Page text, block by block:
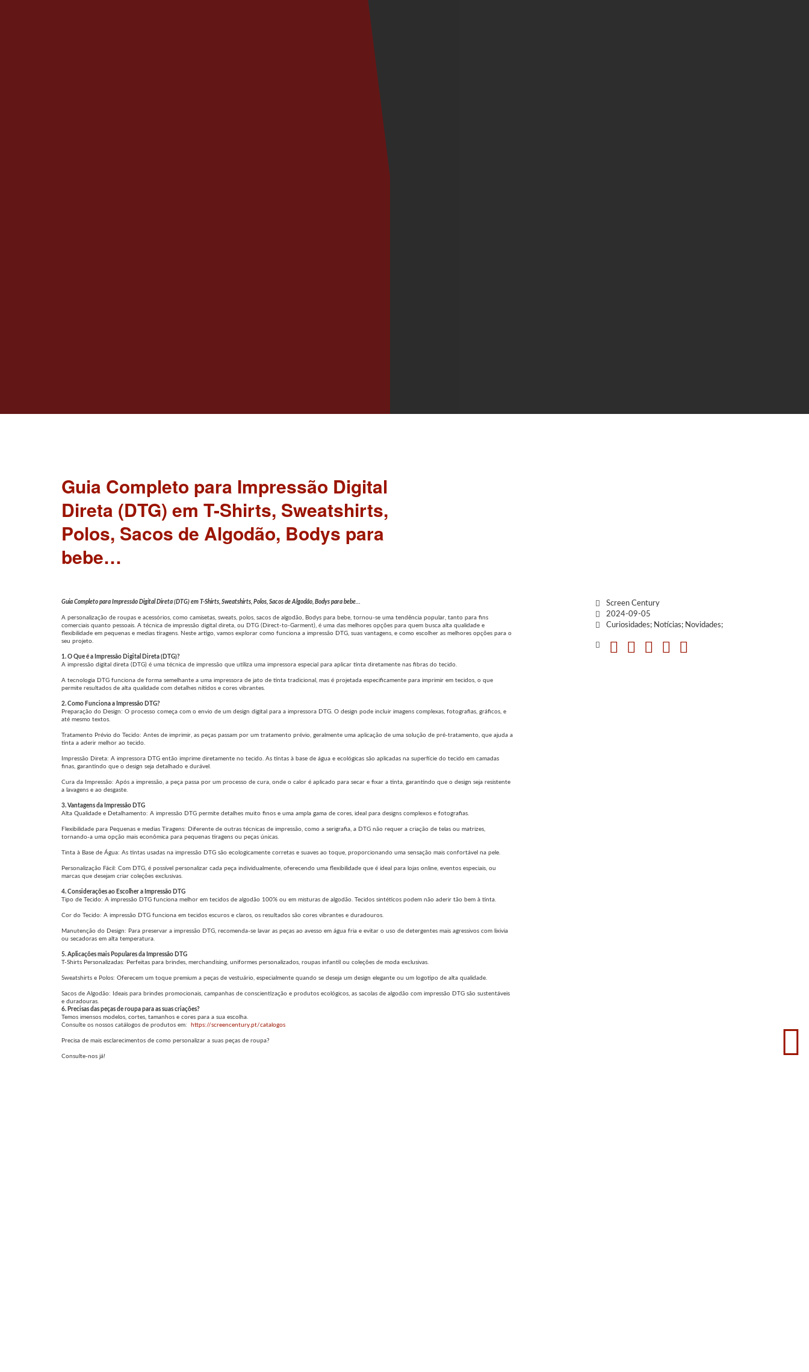
Guia Completo para Impressão Digital
Direta (DTG) em T-Shirts, Sweatshirts,
Polos, Sacos de Algodão, Bodys para
bebe…
Screen Century
2024-09-05
Curiosidades; Notícias; Novidades;
Guia Completo para Impressão Digital Direta (DTG) em T-Shirts, Sweatshirts, Polos, Sacos de Algodão, Bodys para bebe…
A personalização de roupas e acessórios, como camisetas, sweats, polos, sacos de algodão, Bodys para bebe, tornou-se uma tendência popular, tanto para fins
comerciais quanto pessoais. A técnica de impressão digital direta, ou DTG (Direct-to-Garment), é uma das melhores opções para quem busca alta qualidade e
flexibilidade em pequenas e medias tiragens. Neste artigo, vamos explorar como funciona a impressão DTG, suas vantagens, e como escolher as melhores opções para o
seu projeto.
1. O Que é a Impressão Digital Direta (DTG)?
A impressão digital direta (DTG) é uma técnica de impressão que utiliza uma impressora especial para aplicar tinta diretamente nas fibras do tecido.
A tecnologia DTG funciona de forma semelhante a uma impressora de jato de tinta tradicional, mas é projetada especificamente para imprimir em tecidos, o que
permite resultados de alta qualidade com detalhes nítidos e cores vibrantes.
2. Como Funciona a Impressão DTG?
Preparação do Design: O processo começa com o envio de um design digital para a impressora DTG. O design pode incluir imagens complexas, fotografias, gráficos, e
até mesmo textos.
Tratamento Prévio do Tecido: Antes de imprimir, as peças passam por um tratamento prévio, geralmente uma aplicação de uma solução de pré-tratamento, que ajuda a
tinta a aderir melhor ao tecido.
Impressão Direta: A impressora DTG então imprime diretamente no tecido. As tintas à base de água e ecológicas são aplicadas na superfície do tecido em camadas
finas, garantindo que o design seja detalhado e durável.
Cura da Impressão: Após a impressão, a peça passa por um processo de cura, onde o calor é aplicado para secar e fixar a tinta, garantindo que o design seja resistente
a lavagens e ao desgaste.
3. Vantagens da Impressão DTG
Alta Qualidade e Detalhamento: A impressão DTG permite detalhes muito finos e uma ampla gama de cores, ideal para designs complexos e fotografias.
Flexibilidade para Pequenas e medias Tiragens: Diferente de outras técnicas de impressão, como a serigrafia, a DTG não requer a criação de telas ou matrizes,
tornando-a uma opção mais econômica para pequenas tiragens ou peças únicas.
Tinta à Base de Água: As tintas usadas na impressão DTG são ecologicamente corretas e suaves ao toque, proporcionando uma sensação mais confortável na pele.
Personalização Fácil: Com DTG, é possível personalizar cada peça individualmente, oferecendo uma flexibilidade que é ideal para lojas online, eventos especiais, ou
marcas que desejam criar coleções exclusivas.
4. Considerações ao Escolher a Impressão DTG
Tipo de Tecido: A impressão DTG funciona melhor em tecidos de algodão 100% ou em misturas de algodão. Tecidos sintéticos podem não aderir tão bem à tinta.
Cor do Tecido: A impressão DTG funciona em tecidos escuros e claros, os resultados são cores vibrantes e duradouros.
Manutenção do Design: Para preservar a impressão DTG, recomenda-se lavar as peças ao avesso em água fria e evitar o uso de detergentes mais agressivos com lixivia
ou secadoras em alta temperatura.
5. Aplicações mais Populares da Impressão DTG
T-Shirts Personalizadas: Perfeitas para brindes, merchandising, uniformes personalizados, roupas infantil ou coleções de moda exclusivas.
Sweatshirts e Polos: Oferecem um toque premium a peças de vestuário, especialmente quando se deseja um design elegante ou um logotipo de alta qualidade.
Sacos de Algodão: Ideais para brindes promocionais, campanhas de conscientização e produtos ecológicos, as sacolas de algodão com impressão DTG são sustentáveis
e duradouras.
6. Precisas das peças de roupa para as suas criações?
Temos imensos modelos, cortes, tamanhos e cores para a sua escolha.
Consulte os nossos catálogos de produtos em: https://screencentury.pt/catalogos
Precisa de mais esclarecimentos de como personalizar a suas peças de roupa?
Consulte-nos já!